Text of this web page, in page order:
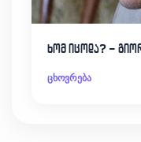
ხომ იცოდა? –
ცხოვრება